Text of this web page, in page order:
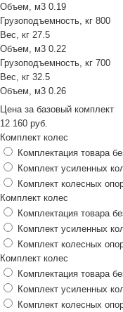
Объем, м3 0.19
Грузоподъемность, кг 800
Вес, кг 27.5
Объем, м3 0.22
Грузоподъемность, кг 700
Вес, кг 32.5
Объем, м3 0.26
Цена за базовый комплект
12 160 руб.
Комплект колес
Комплектация товара
Комплект усиленных
Комплект колесных
Комплект колес
Комплектация товара
Комплект усиленных
Комплект колесных
Комплект колес
Комплектация товара
Комплект усиленных
Комплект колесных